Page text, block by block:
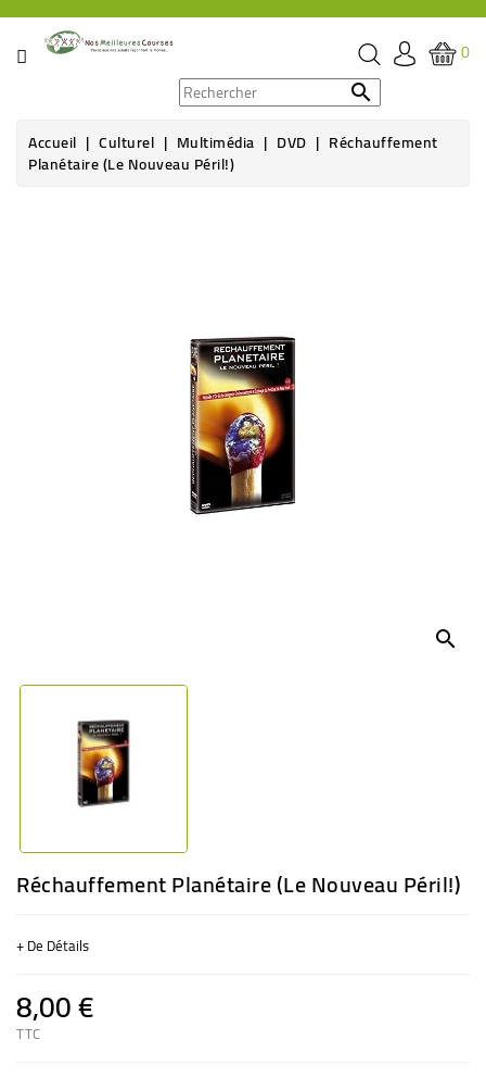
CATÉGORIE
ÉPICERIE
0

Accueil Culturel Multimédia DVD Réchauffement
Planétaire (le Nouveau Péril!)
search
Réchauffement Planétaire (le Nouveau Péril!)
+ De Détails
8,00 €
TTC